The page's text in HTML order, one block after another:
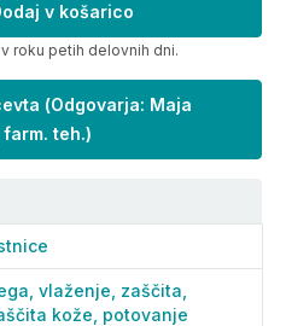
v košarico
roku petih delovnih dni.
(Odgovarja: Maja
farm. teh.)
vlaženje, zaščita,
kože, potovanje